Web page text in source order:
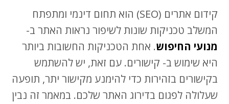
קידום אתרים (SEO) הוא תחום דינמי ומתפתח
המשלב טכניקות שונות לשיפור נראות האתר ב-
מנועי החיפוש. אחת הטכניקות החשובות ביותר
היא שימוש ב- קישורים. עם זאת, יש להשתמש
בקישורים בזהירות כדי להימנע מקישור יתר, תופעה
שעלולה לפגום בדירוג האתר שלכם. במאמר זה נבין